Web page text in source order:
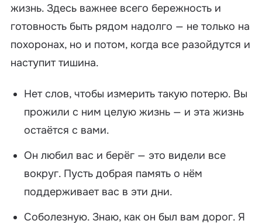
жизнь. Здесь важнее всего бережность и
готовность быть рядом надолго — не только на
похоронах, но и потом, когда все разойдутся и
наступит тишина.
Нет слов, чтобы измерить такую потерю. Вы
прожили с ним целую жизнь — и эта жизнь
остаётся с вами.
Он любил вас и берёг — это видели все
вокруг. Пусть добрая память о нём
поддерживает вас в эти дни.
Соболезную. Знаю, как он был вам дорог. Я